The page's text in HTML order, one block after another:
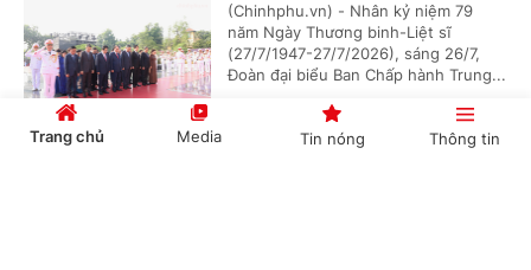
(Chinhphu.vn) - Nhân kỷ niệm 79
năm Ngày Thương binh-Liệt sĩ
(27/7/1947-27/7/2026), sáng 26/7,
Đoàn đại biểu Ban Chấp hành Trung...
Trang chủ Media Tin nóng Thông tin